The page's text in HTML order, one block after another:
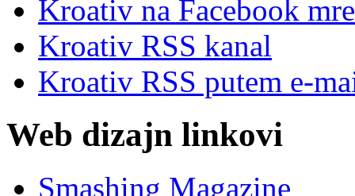
Kroativ na Facebook
Kroativ RSS kanal
Kroativ RSS putem e-
Web dizajn linkovi
Smashing Magazine